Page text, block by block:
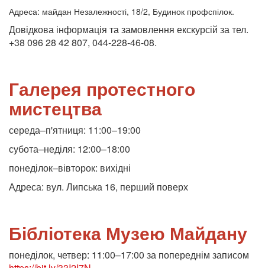
Адреса: майдан Незалежності, 18/2, Будинок профспілок.
Довідкова інформація та замовлення екскурсій за тел.
+38 096 28 42 807, 044-228-46-08.
Галерея протестного
мистецтва
середа–п'ятниця: 11:00–19:00
субота–неділя: 12:00–18:00
понеділок–вівторок: вихідні
Адреса: вул. Липська 16, перший поверх
Бібліотека Музею Майдану
понеділок, четвер: 11:00–17:00 за попереднім записом